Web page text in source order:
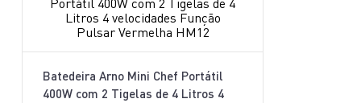
Batedeira Arno Mini Chef Portátil
400W com 2 Tigelas de 4 Litros 4
10 º bake easy